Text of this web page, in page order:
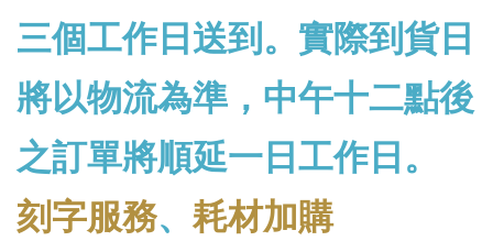
三個工作日送到。實際到貨日
將以物流為準，中午十二點後
之訂單將順延一日工作日。
刻字服務、 耗材加購